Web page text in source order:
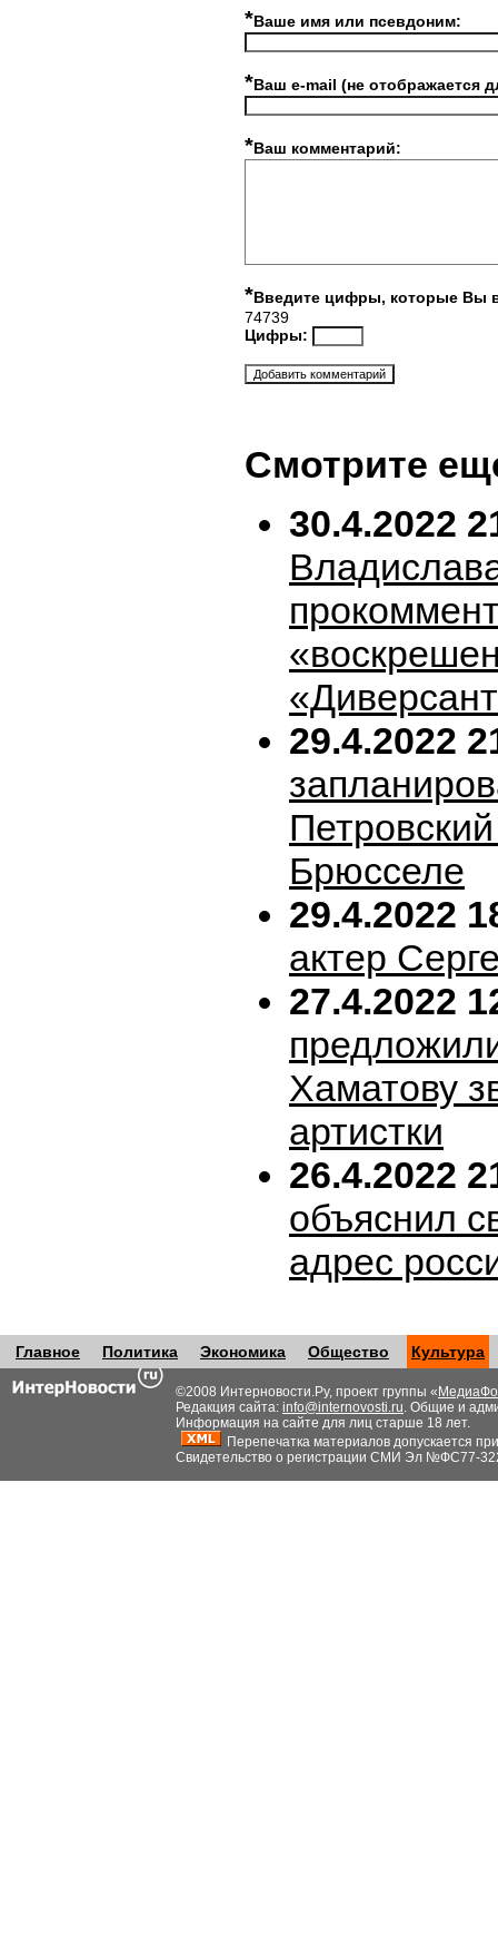
*Ваше имя или псевдоним:
*Ваш e-mail (не отображается
*Ваш комментарий:
*Введите цифры, которые Вы
74739
Цифры:
Смотрите
30.4.2022
29.4.2022
Брюсселе
29.4.2022
актер
27.4.2022
Хаматову
артистки
26.4.2022
объяснил
адрес
Главное Политика Экономика Общество Культура
©2008 Интерновости.Ру, проект группы «
Редакция сайта: info@internovosti.ru. Общие и
Информация на сайте для лиц старше 18 лет.
Перепечатка материалов допускается
Свидетельство о регистрации СМИ Эл №ФС77-